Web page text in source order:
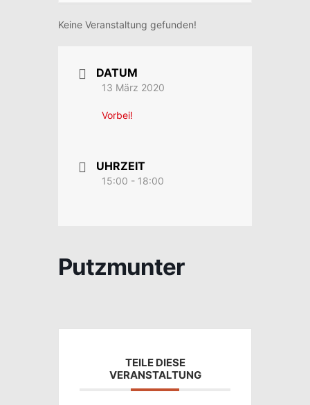
Keine Veranstaltung gefunden!
DATUM
13 März 2020
Vorbei!
UHRZEIT
15:00 - 18:00
Putzmunter
TEILE DIESE
VERANSTALTUNG